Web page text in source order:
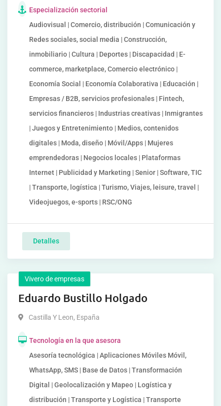
Especialización sectorial
Audiovisual | Comercio, distribución | Comunicación y
Redes sociales, social media | Construcción,
inmobiliario | Cultura | Deportes | Discapacidad | E-
commerce, marketplace, Comercio electrónico |
Economía Social | Economía Colaborativa | Educación |
Empresas / B2B, servicios profesionales | Fintech,
servicios financieros | Industrias creativas | Inmigrantes
| Juegos y Entretenimiento | Medios, contenidos
digitales | Moda, diseño | Móvil/Apps | Mujeres
emprendedoras | Negocios locales | Plataformas
Internet | Publicidad y Marketing | Senior | Software, TIC
| Transporte, logística | Turismo, Viajes, leisure, travel |
Videojuegos, e-sports | RSC/ONG
Detalles
Vivero de empresas
Eduardo Bustillo Holgado
Castilla Y Leon, España
Tecnología en la que asesora
Asesoría tecnológica | Aplicaciones Móviles Móvil,
WhatsApp, SMS | Base de Datos | Transformación
Digital | Geolocalización y Mapeo | Logística y
distribución | Transporte y Logística | Transporte